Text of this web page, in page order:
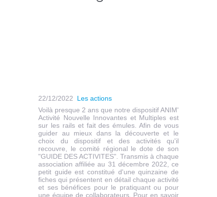
22/12/2022
Les actions
Voilà presque 2 ans que notre dispositif ANIM'
Activité Nouvelle Innovantes et Multiples est
sur les rails et fait des émules. Afin de vous
guider au mieux dans la découverte et le
choix du dispositif et des activités qu'il
recouvre, le comité régional le dote de son
"GUIDE DES ACTIVITES". Transmis à chaque
association affiliée au 31 décembre 2022, ce
petit guide est constitué d'une quinzaine de
fiches qui présentent en détail chaque activité
et ses bénéfices pour le pratiquant ou pour
une équipe de collaborateurs. Pour en savoir